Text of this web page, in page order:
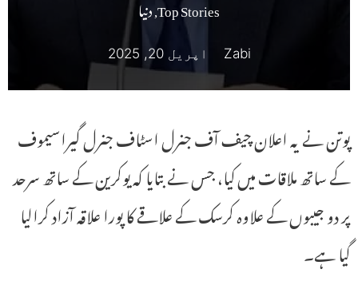
Top Stories
,دنیا
Zabi اپریل 20, 2025
پوتن نے یہ اعلان چیف آف جنرل اسٹاف جنرل گیراسیموف
کے ساتھ ملاقات میں کیا، جس نے بتایا کہ یوکرین کے ساتھ سرحد
پر دو جیبوں کے علاوہ کرسک کے علاقے کا پورا علاقہ آزاد کرالیا
گیا ہے۔